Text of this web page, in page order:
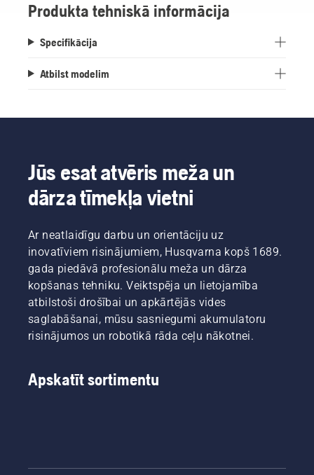
Produkta tehniskā informācija
Specifikācija
Atbilst modelim
Jūs esat atvēris meža un
dārza tīmekļa vietni
Ar neatlaidīgu darbu un orientāciju uz
inovatīviem risinājumiem, Husqvarna kopš 1689.
gada piedāvā profesionālu meža un dārza
kopšanas tehniku. Veiktspēja un lietojamība
atbilstoši drošībai un apkārtējās vides
saglabāšanai, mūsu sasniegumi akumulatoru
risinājumos un robotikā rāda ceļu nākotnei.
Apskatīt sortimentu